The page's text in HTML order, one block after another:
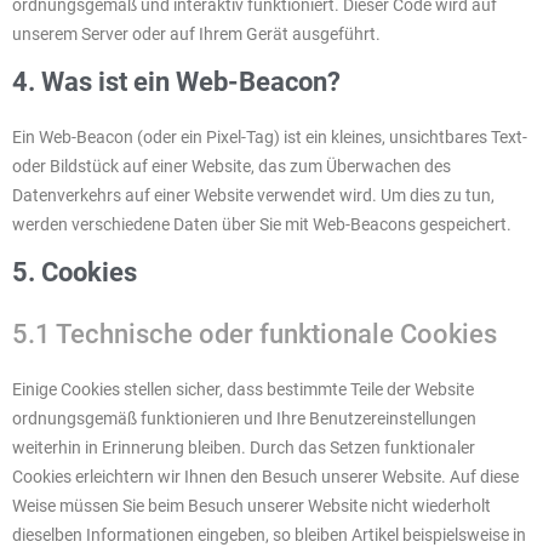
ordnungsgemäß und interaktiv funktioniert. Dieser Code wird auf
unserem Server oder auf Ihrem Gerät ausgeführt.
4. Was ist ein Web-Beacon?
Ein Web-Beacon (oder ein Pixel-Tag) ist ein kleines, unsichtbares Text-
oder Bildstück auf einer Website, das zum Überwachen des
Datenverkehrs auf einer Website verwendet wird. Um dies zu tun,
werden verschiedene Daten über Sie mit Web-Beacons gespeichert.
5. Cookies
5.1 Technische oder funktionale Cookies
Einige Cookies stellen sicher, dass bestimmte Teile der Website
ordnungsgemäß funktionieren und Ihre Benutzereinstellungen
weiterhin in Erinnerung bleiben. Durch das Setzen funktionaler
Cookies erleichtern wir Ihnen den Besuch unserer Website. Auf diese
Weise müssen Sie beim Besuch unserer Website nicht wiederholt
dieselben Informationen eingeben, so bleiben Artikel beispielsweise in